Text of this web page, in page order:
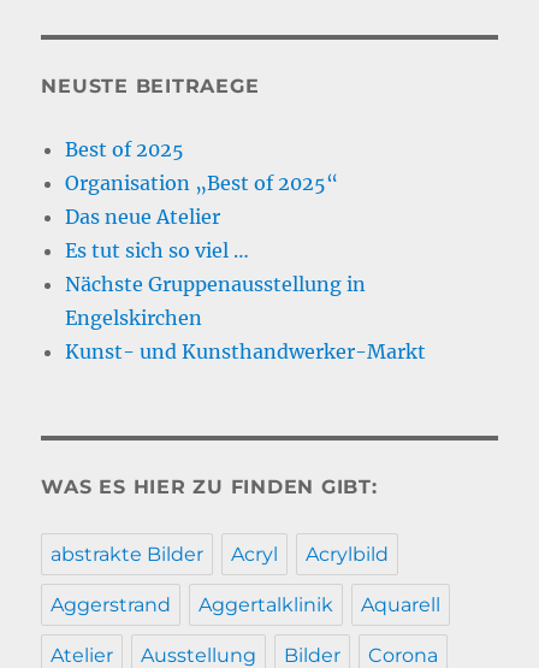
NEUSTE BEITRAEGE
Best of 2025
Organisation „Best of 2025“
Das neue Atelier
Es tut sich so viel …
Nächste Gruppenausstellung in
Engelskirchen
Kunst- und Kunsthandwerker-Markt
WAS ES HIER ZU FINDEN GIBT:
abstrakte Bilder Acryl Acrylbild
Aggerstrand Aggertalklinik Aquarell
Atelier Ausstellung Bilder Corona